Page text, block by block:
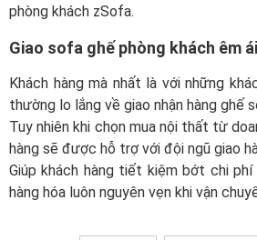
phòng khách zSofa.
Giao sofa ghế phòng khách êm
Khách hàng mà nhất là với những
thường lo lắng về giao nhận hàng ghế
Tuy nhiên khi chọn mua nội thất từ
hàng sẽ được hỗ trợ với đội ngũ giao
Giúp khách hàng tiết kiệm bớt chi
hàng hóa luôn nguyên vẹn khi vận